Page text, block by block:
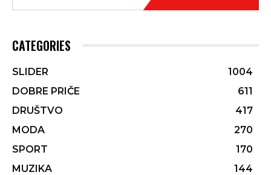
CATEGORIES
SLIDER
1004
DOBRE PRIČE
611
DRUŠTVO
417
MODA
270
SPORT
170
MUZIKA
144